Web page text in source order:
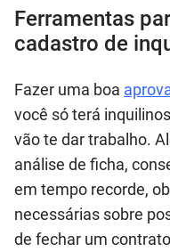
Ferramentas
cadastro de
Fazer uma boa
você só terá
vão te dar trabalho.
análise de ficha,
em tempo recorde,
necessárias sobre
de fechar um